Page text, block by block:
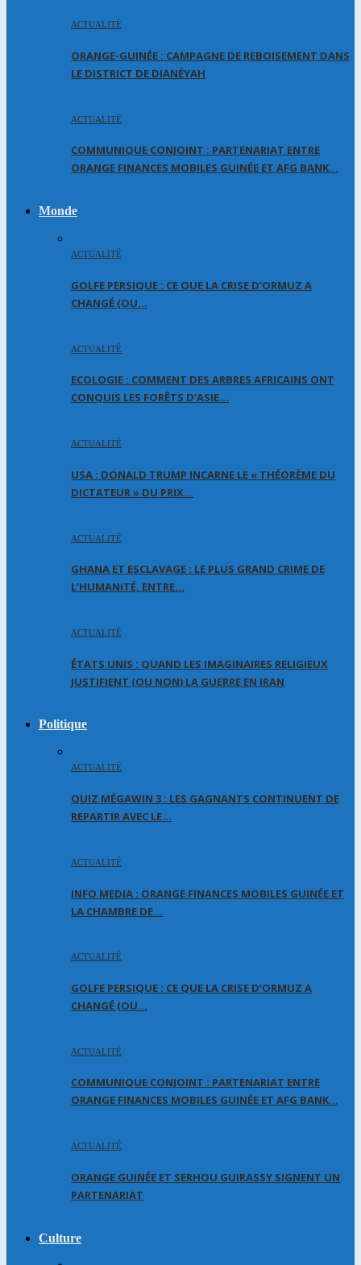
ACTUALITÉ
ORANGE-GUINÉE : CAMPAGNE DE REBOISEMENT DANS
LE DISTRICT DE DIANÉYAH
ACTUALITÉ
COMMUNIQUE CONJOINT : PARTENARIAT ENTRE
ORANGE FINANCES MOBILES GUINÉE ET AFG BANK…
Monde
ACTUALITÉ
GOLFE PERSIQUE : CE QUE LA CRISE D’ORMUZ A
CHANGÉ (OU…
ACTUALITÉ
ECOLOGIE : COMMENT DES ARBRES AFRICAINS ONT
CONQUIS LES FORÊTS D’ASIE…
ACTUALITÉ
USA : DONALD TRUMP INCARNE LE « THÉORÈME DU
DICTATEUR » DU PRIX…
ACTUALITÉ
GHANA ET ESCLAVAGE : LE PLUS GRAND CRIME DE
L’HUMANITÉ, ENTRE…
ACTUALITÉ
ÉTATS UNIS : QUAND LES IMAGINAIRES RELIGIEUX
JUSTIFIENT (OU NON) LA GUERRE EN IRAN
Politique
ACTUALITÉ
QUIZ MÉGAWIN 3 : LES GAGNANTS CONTINUENT DE
REPARTIR AVEC LE…
ACTUALITÉ
INFO MEDIA : ORANGE FINANCES MOBILES GUINÉE ET
LA CHAMBRE DE…
ACTUALITÉ
GOLFE PERSIQUE : CE QUE LA CRISE D’ORMUZ A
CHANGÉ (OU…
ACTUALITÉ
COMMUNIQUE CONJOINT : PARTENARIAT ENTRE
ORANGE FINANCES MOBILES GUINÉE ET AFG BANK…
ACTUALITÉ
ORANGE GUINÉE ET SERHOU GUIRASSY SIGNENT UN
PARTENARIAT
Culture